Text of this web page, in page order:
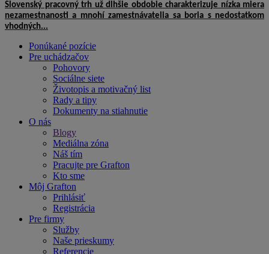
Slovenský pracovný trh už dlhšie obdobie charakterizuje nízka miera
nezamestnanosti a mnohí zamestnávatelia sa boria s nedostatkom
vhodných...
Ponúkané pozície
Pre uchádzačov
Pohovory
Sociálne siete
Životopis a motivačný list
Rady a tipy
Dokumenty na stiahnutie
O nás
Blogy
Mediálna zóna
Náš tím
Pracujte pre Grafton
Kto sme
Môj Grafton
Prihlásiť
Registrácia
Pre firmy
Služby
Naše prieskumy
Referencie